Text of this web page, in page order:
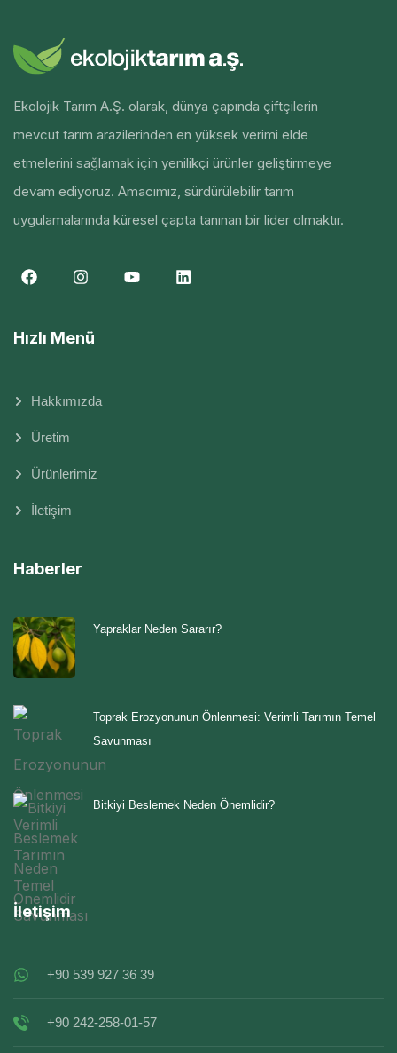
Ekolojik Tarım A.Ş. olarak, dünya çapında çiftçilerin
mevcut tarım arazilerinden en yüksek verimi elde
etmelerini sağlamak için yenilikçi ürünler geliştirmeye
devam ediyoruz. Amacımız, sürdürülebilir tarım
uygulamalarında küresel çapta tanınan bir lider olmaktır.
Hızlı Menü
Hakkımızda
Üretim
Ürünlerimiz
İletişim
Haberler
Yapraklar Neden Sararır?
Toprak Erozyonunun Önlenmesi: Verimli Tarımın Temel
Savunması
Bitkiyi Beslemek Neden Önemlidir?
İletişim
+90 539 927 36 39
+90 242-258-01-57